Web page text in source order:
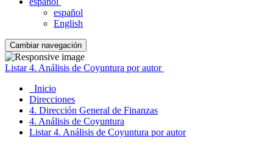
español
English
Cambiar navegación
Listar 4. Análisis de Coyuntura por autor
Inicio
Direcciones
4. Dirección General de Finanzas
4. Análisis de Coyuntura
Listar 4. Análisis de Coyuntura por autor